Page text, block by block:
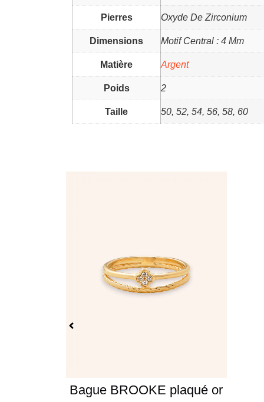
Pierres Oxyde De Zirconium
Dimensions Motif Central : 4 Mm
Matière Argent
Poids 2
Taille 50, 52, 54, 56, 58, 60
Bague BROOKE plaqué or